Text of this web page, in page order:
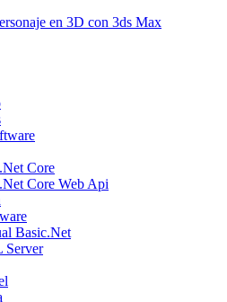
en 3D con 3ds Max
Core
Core Web Api
Basic.Net
Server